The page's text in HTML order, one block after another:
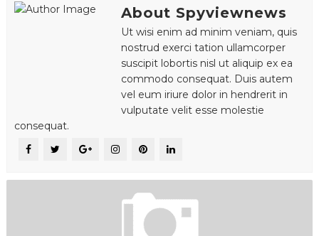
About Spyviewnews
Ut wisi enim ad minim veniam, quis
nostrud exerci tation ullamcorper
suscipit lobortis nisl ut aliquip ex ea
commodo consequat. Duis autem
vel eum iriure dolor in hendrerit in
vulputate velit esse molestie
consequat.